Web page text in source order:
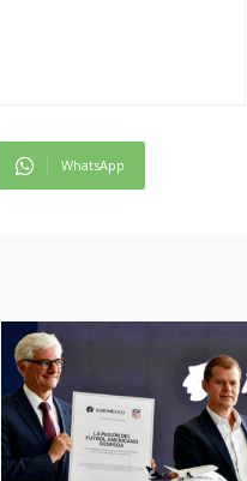
WhatsApp